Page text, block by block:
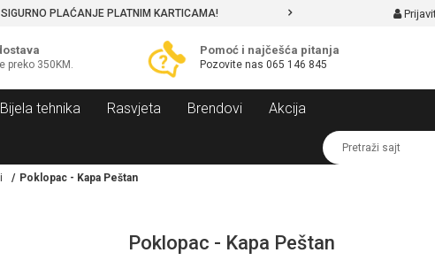
SIGURNO PLAĆANJE PLATNIM KARTICAMA! MOGUĆNOST
preko 350KM.
Pomoć i najčešća pitanja
Pozovite nas 065 146 845
Bijela tehnika Rasvjeta Brendovi Akcija
Pretraži sajt
Poklopac - Kapa Peštan
Poklopac - Kapa Peštan